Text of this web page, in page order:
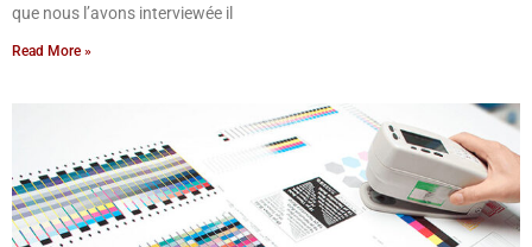
que nous l’avons interviewée il
Read More »